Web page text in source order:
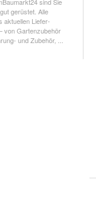
gerüstet. Alle
aktuellen Liefer­
von Gartenzubehör
und Zubehör, ...